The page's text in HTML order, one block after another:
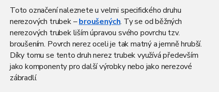
Toto označení naleznete u velmi specifického druhu
nerezových trubek–broušených. Ty se od běžných
nerezových trubek liším úpravou svého povrchu tzv.
broušením. Povrch nerez oceli je tak matný a jemně hrubší.
Díky tomu se tento druh nerez trubek využívá především
jako komponenty pro další výrobky nebo jako nerezové
zábradlí.